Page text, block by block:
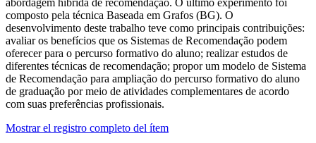
abordagem híbrida de recomendação. O último experimento foi
composto pela técnica Baseada em Grafos (BG). O
desenvolvimento deste trabalho teve como principais contribuições:
avaliar os benefícios que os Sistemas de Recomendação podem
oferecer para o percurso formativo do aluno; realizar estudos de
diferentes técnicas de recomendação; propor um modelo de Sistema
de Recomendação para ampliação do percurso formativo do aluno
de graduação por meio de atividades complementares de acordo
com suas preferências profissionais.
Mostrar el registro completo del ítem